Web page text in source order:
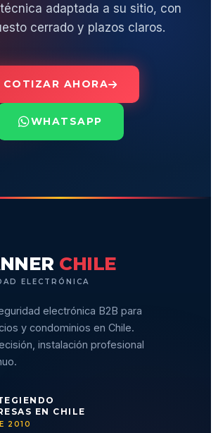
adaptada a su sitio, con
cerrado y plazos claros.
COTIZAR AHORA
WHATSAPP
CHILE
ELECTRÓNICA
electrónica B2B para
y condominios en Chile.
instalación profesional
EN CHILE
2010